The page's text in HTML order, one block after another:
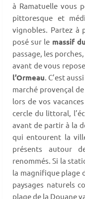
à Ramatuelle vous
pittoresque et
vignobles. Partez à
posé sur le massif
passage, les
avant de vous
l’Ormeau. C’est
marché provençal
lors de vos
cercle du littoral,
avant de partir à la
qui entourent la
présents autour
renommés. Si la
la magnifique plage
paysages naturels
plage de la Douane